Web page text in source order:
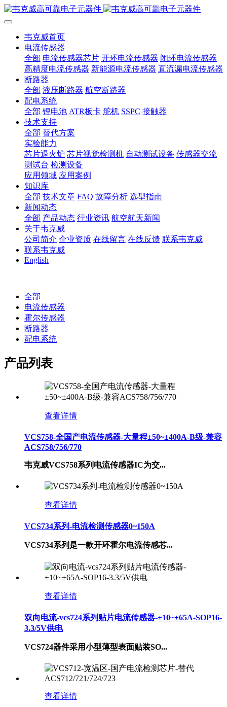
韦克威首页
电流传感器
全部 电流传感器芯片 开环电流传感器 闭环电流传感器
高精度电流传感器 新能源电流传感器 直流漏电流传感器
断路器
全部 液压断路器 航空断路器
配电系统
全部 锂电池 ATR板卡 舵机 SSPC 接触器
技术支持
全部 替代方案
实验能力
芯片退火炉 芯片视觉检测机 自动测试设备 传感器交流
测试台 检测设备
应用领域 应用案例
知识库
全部 技术文章 FAQ 故障分析 选型指南
新闻动态
全部 产品动态 行业资讯 航空航天新闻
关于韦克威
公司简介 企业资质 在线留言 在线反馈 联系韦克威
联系韦克威
English
全部
电流传感器
霍尔传感器
断路器
配电系统
产品列表
查看详情
VCS758-全国产电流传感器-大量程±50~±400A-B级-兼容
ACS758/756/770
韦克威VCS758系列电流传感器IC为交...
查看详情
VCS734系列-电流检测传感器0~150A
VCS734系列是一款开环霍尔电流传感芯...
查看详情
双向电流-vcs724系列贴片电流传感器-±10~±65A-SOP16-
3.3/5V供电
VCS724器件采用小型薄型表面贴装SO...
查看详情